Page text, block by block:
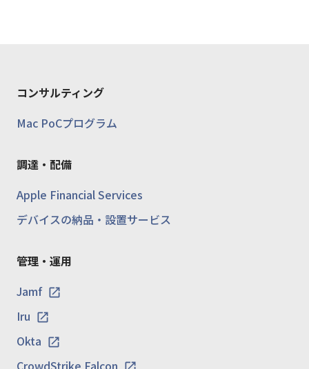
コンサルティング
Mac PoCプログラム
調達・配備
Apple Financial Services
デバイスの納品・設置サービス
管理・運用
Jamf
Iru
Okta